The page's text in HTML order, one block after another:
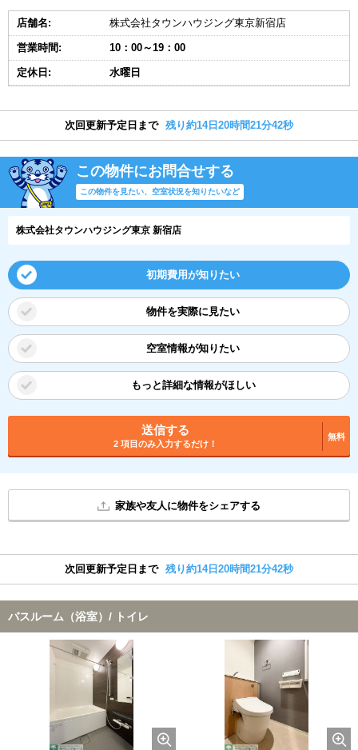
店舗名: 株式会社タウンハウジング東京新宿店
営業時間: 10：00～19：00
定休日: 水曜日
次回更新予定日まで 残り約14日20時間21分42秒
この物件にお問合せする
この物件を見たい、空室状況を知りたいなど
株式会社タウンハウジング東京 新宿店
初期費用が知りたい
物件を実際に見たい
空室情報が知りたい
もっと詳細な情報がほしい
送信する
2 項目のみ入力するだけ！
無料
家族や友人に物件をシェアする
次回更新予定日まで 残り約14日20時間21分42秒
バスルーム（浴室）/ トイレ